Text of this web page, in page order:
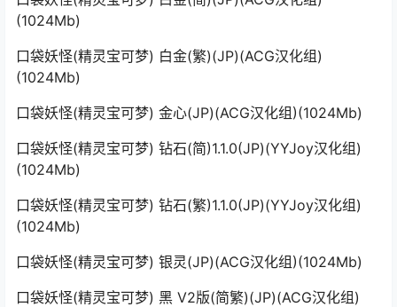
(1024Mb)
口袋妖怪(精灵宝可梦) 白金(繁)(JP)(ACG汉化组)
(1024Mb)
口袋妖怪(精灵宝可梦) 金心(JP)(ACG汉化组)(1024Mb)
口袋妖怪(精灵宝可梦) 钻石(简)1.1.0(JP)(YYJoy汉化组)
(1024Mb)
口袋妖怪(精灵宝可梦) 钻石(繁)1.1.0(JP)(YYJoy汉化组)
(1024Mb)
口袋妖怪(精灵宝可梦) 银灵(JP)(ACG汉化组)(1024Mb)
口袋妖怪(精灵宝可梦) 黑 V2版(简繁)(JP)(ACG汉化组)